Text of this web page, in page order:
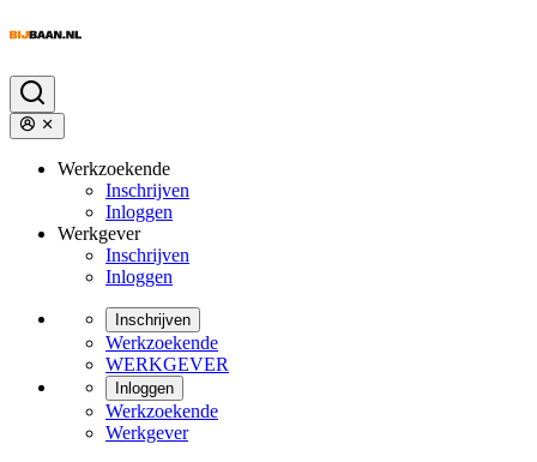
Werkzoekende
Inschrijven
Inloggen
Werkgever
Inschrijven
Inloggen
Inschrijven
Werkzoekende
WERKGEVER
Inloggen
Werkzoekende
Werkgever